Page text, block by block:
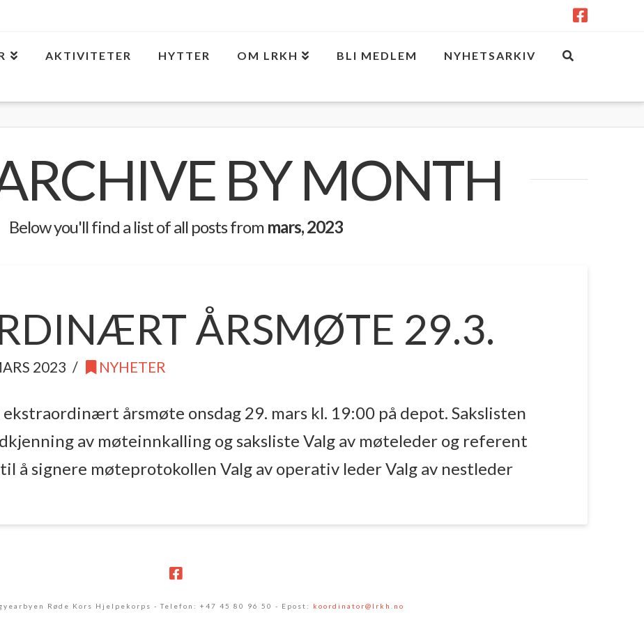
AKTIVITETER HYTTER OM LRKH BLI MEDLEM NYHETSARKIV
BY MONTH
Below you'll find a list of all posts from mars, 2023
ÅRSMØTE 29.3.
2023 NYHETER
årsmøte onsdag 29. mars kl. 19:00 på depot. Sakslisten
av møteinnkalling og saksliste Valg av møteleder og referent
å signere møteprotokollen Valg av operativ leder Valg av nestleder
Røde Kors Hjelpekorps - Telefon: +47 45 80 96 50 - Epost: koordinator@lrkh.no